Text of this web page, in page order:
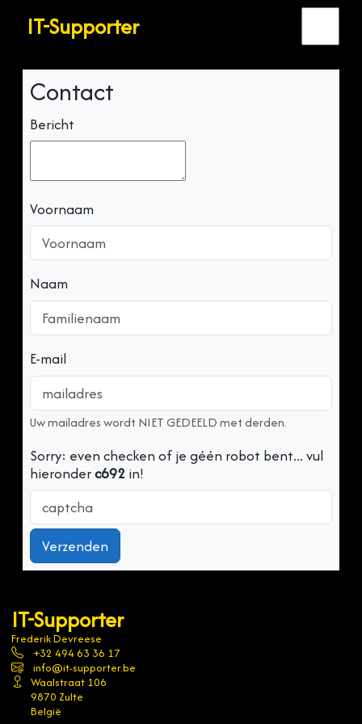
IT-Supporter
Contact
Bericht
Voornaam
Naam
E-mail
Uw mailadres wordt NIET GEDEELD met derden.
Sorry: even checken of je géén robot bent... vul
hieronderc692 in!
Verzenden
IT-Supporter
Frederik Devreese
+32 494 63 36 17
info@it-supporter.be
Waalstraat 106
9870 Zulte
België